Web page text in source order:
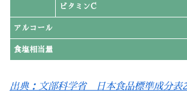
ビタミンC
アルコール
食塩相当量
出典：文部科学省 日本食品標準成分表